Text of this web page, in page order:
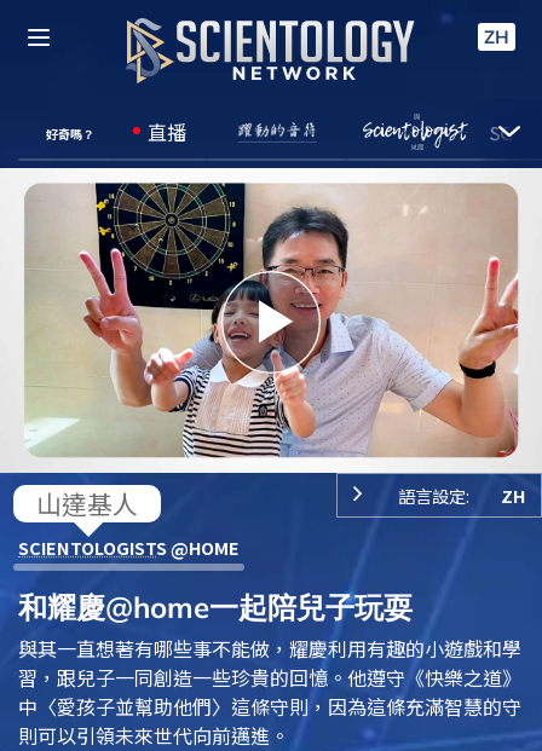
ZH
好奇嗎？ 直播
Play
Video
語言設定: ZH
SCIENTOLOGISTS @HOME
和耀慶@home一起陪兒子玩耍
與其一直想著有哪些事不能做，耀慶利用有趣的小遊戲和學
習，跟兒子一同創造一些珍貴的回憶。他遵守 《快樂之道》
中〈愛孩子並幫助他們〉這條守則，因為這條充滿智慧的守
則可以引領未來世代向前邁進。